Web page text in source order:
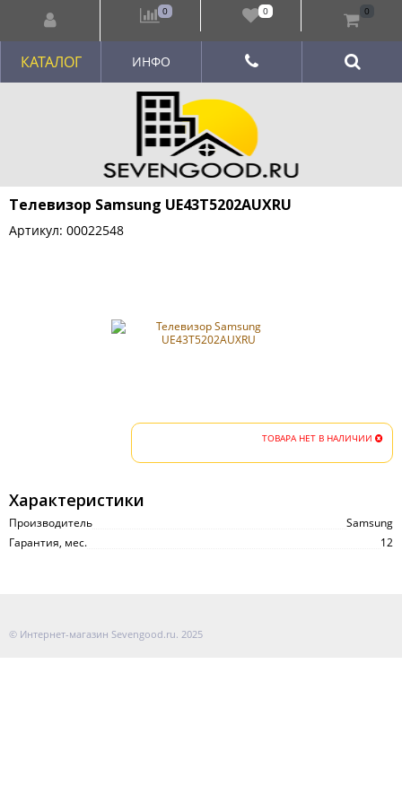
КАТАЛОГ ИНФО
Телевизор Samsung UE43T5202AUXRU
Артикул: 00022548
ТОВАРА НЕТ В НАЛИЧИИ
Характеристики
Производитель
Samsung
Гарантия, мес.
12
© Интернет-магазин Sevengood.ru. 2025
0 0 0